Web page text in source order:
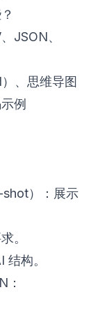
JSON、
、思维导图
例
）：展示
。
构。
：